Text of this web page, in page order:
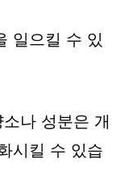
일으킬 수 있
나 성분은 개
시킬 수 있습